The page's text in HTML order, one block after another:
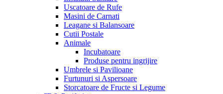
Uscatoare de Rufe
Masini de Carnati
Leagane si Balansoare
Cutii Postale
Animale
Incubatoare
Produse pentru ingrijire
Umbrele si Pavilioane
Furtunuri si Aspersoare
Storcatoare de Fructe si Legume